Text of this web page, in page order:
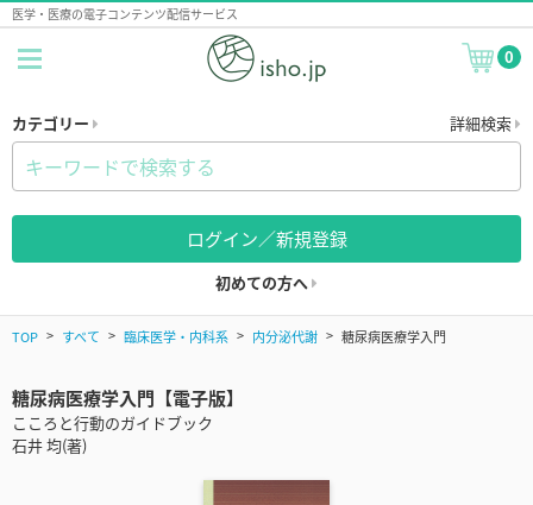
医学・医療の電子コンテンツ配信サービス
0
カテゴリー 詳細検索
ログイン／新規登録
初めての方へ
TOP すべて 臨床医学・内科系 内分泌代謝 糖尿病医療学入門
糖尿病医療学入門【電子版】
こころと行動のガイドブック
石井 均(著)